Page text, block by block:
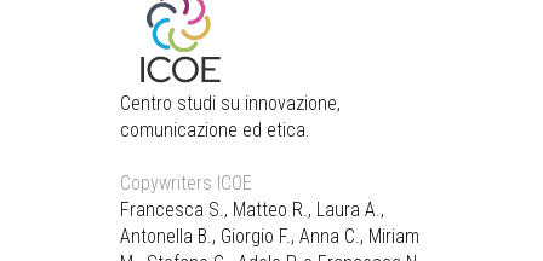
Centro studi su innovazione,
comunicazione ed etica.
Copywriters ICOE
Francesca S., Matteo R., Laura A.,
Antonella B., Giorgio F., Anna C., Miriam